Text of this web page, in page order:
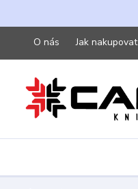
O nás Jak nakupovat